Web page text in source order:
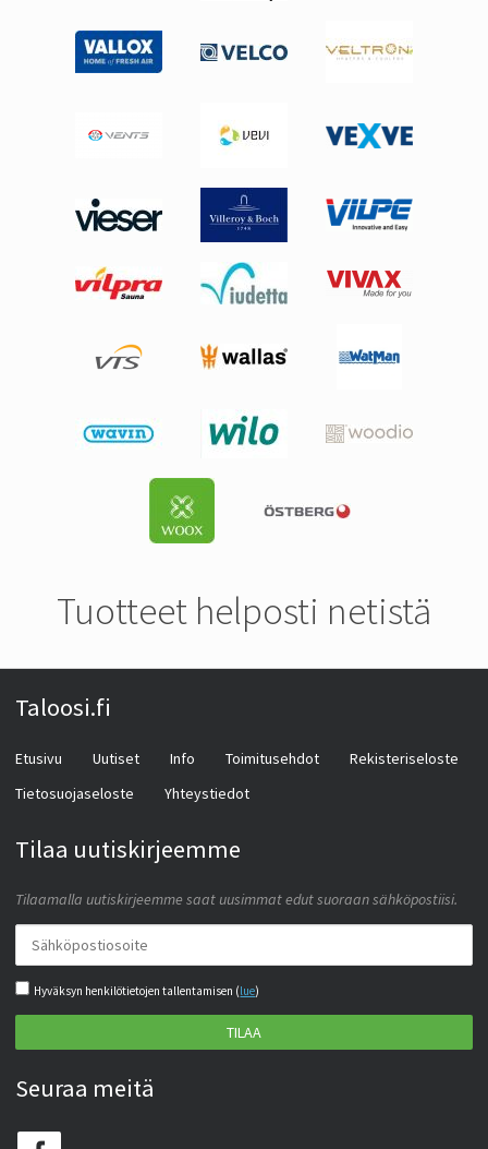
Tuotteet helposti netistä
Taloosi.fi
Etusivu Uutiset Info Toimitusehdot
Rekisteriseloste
Tietosuojaseloste
Yhteystiedot
Tilaa uutiskirjeemme
Tilaamalla uutiskirjeemme saat uusimmat edut suoraan sähköpostiisi.
Hyväksyn henkilötietojen tallentamisen (lue)
TILAA
Seuraa meitä